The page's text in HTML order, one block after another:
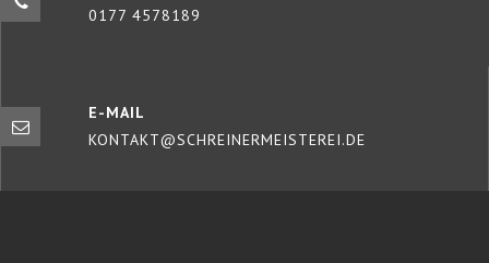
0177 4578189
E-MAIL
KONTAKT@SCHREINERMEISTEREI.DE